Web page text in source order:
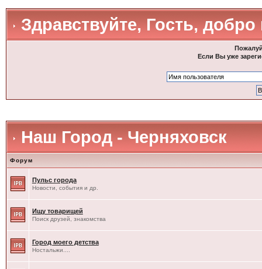
Здравствуйте, Гость,
Если Вы уже
Наш Город - Черняховск
Форум
Пульс города
Новости, события и др.
Ищу товарищей
Поиск друзей, знакомства
Город моего детства
Ностальжи....